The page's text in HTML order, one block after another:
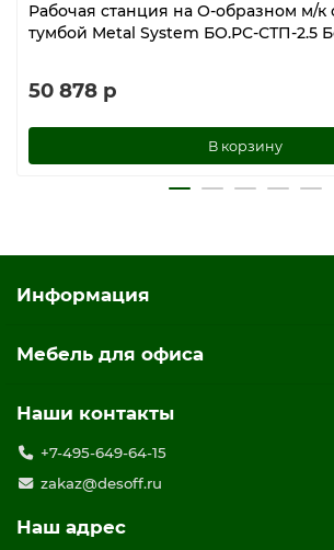
Рабочая станция на О-образном м/к
тумбой Metal System БО.РС-СТП-2.5
50 878 р
В корзину
Информация
Мебель для офиса
Наши контакты
+7-495-649-64-15
zakaz@desoff.ru
Наш адрес